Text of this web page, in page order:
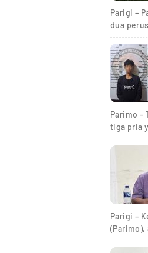
Parigi –
dua
Parimo –
tiga pria
Parigi –
(Parimo),